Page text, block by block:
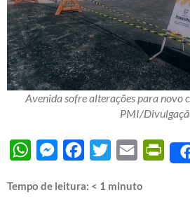
Avenida sofre alterações para novo
PMI/
WhatsAppMessengerFacebook
Twitter Email
Tempo de leitura: < 1 minuto